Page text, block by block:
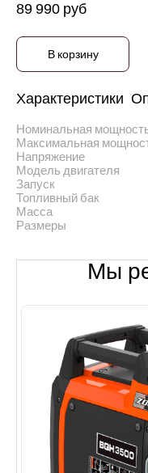
89 990 руб
В корзину
Характеристики
Номинальная
Максимальная
Напряжение
Модель двигателя
Запуск
Топливный бак
Масса
Размеры
Мы